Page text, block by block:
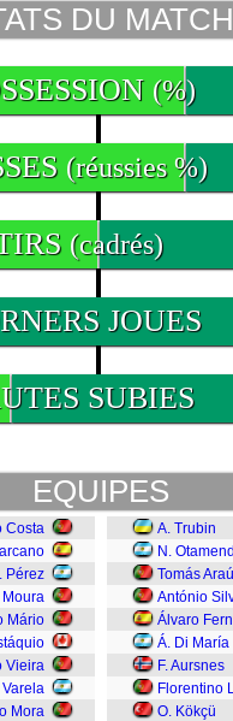
DU MATCH
(%)
(réussies %)
(cadrés)
JOUES
SUBIES
EQUIPES
Costa
Pérez
Moura
Mário
Vieira
Varela
Mora
A. Trubin
N.
Tomás
António
Álvaro
Á. Di María
F. Aursnes
Florentino
O. Kökçü